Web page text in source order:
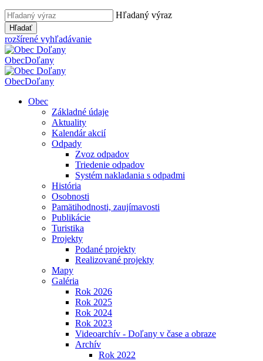
Hľadaný výraz
Hľadať
rozšírené vyhľadávanie
ObecDoľany
ObecDoľany
Obec
Základné údaje
Aktuality
Kalendár akcií
Odpady
Zvoz odpadov
Triedenie odpadov
Systém nakladania s odpadmi
História
Osobnosti
Pamätihodnosti, zaujímavosti
Publikácie
Turistika
Projekty
Podané projekty
Realizované projekty
Mapy
Galéria
Rok 2026
Rok 2025
Rok 2024
Rok 2023
Videoarchív - Doľany v čase a obraze
Archív
Rok 2022